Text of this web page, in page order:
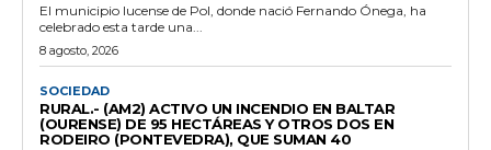
El municipio lucense de Pol, donde nació Fernando Ónega, ha
celebrado esta tarde una...
8 agosto, 2026
SOCIEDAD
RURAL.- (AM2) ACTIVO UN INCENDIO EN BALTAR
(OURENSE) DE 95 HECTÁREAS Y OTROS DOS EN
RODEIRO (PONTEVEDRA), QUE SUMAN 40